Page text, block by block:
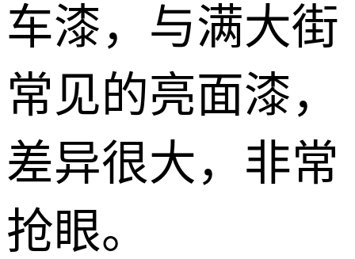
车漆，与满大街
常见的亮面漆，
差异很大，非常
抢眼。